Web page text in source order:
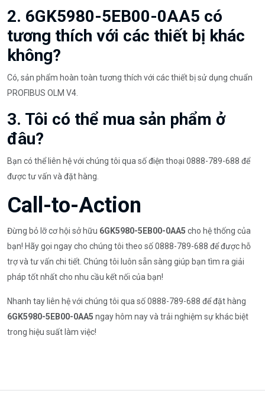
2. 6GK5980-5EB00-0AA5 có
tương thích với các thiết bị khác
không?
Có, sản phẩm hoàn toàn tương thích với các thiết bị sử dụng chuẩn
PROFIBUS OLM V4.
3. Tôi có thể mua sản phẩm ở
đâu?
Bạn có thể liên hệ với chúng tôi qua số điện thoại 0888-789-688 để
được tư vấn và đặt hàng.
Call-to-Action
Đừng bỏ lỡ cơ hội sở hữu 6GK5980-5EB00-0AA5 cho hệ thống của
bạn! Hãy gọi ngay cho chúng tôi theo số 0888-789-688 để được hỗ
trợ và tư vấn chi tiết. Chúng tôi luôn sẵn sàng giúp bạn tìm ra giải
pháp tốt nhất cho nhu cầu kết nối của bạn!
Nhanh tay liên hệ với chúng tôi qua số 0888-789-688 để đặt hàng
6GK5980-5EB00-0AA5 ngay hôm nay và trải nghiệm sự khác biệt
trong hiệu suất làm việc!